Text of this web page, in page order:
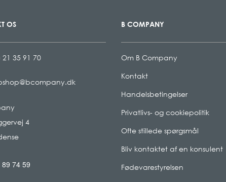
OS
21 35 91 70
4
89 74 59
B COMPANY
Om B Company
Kontakt
Handelsbetingelser
Privatlivs- og cookiepolitik
Ofte stillede spørgsmål
Bliv kontaktet af en konsulent
Fødevarestyrelsen